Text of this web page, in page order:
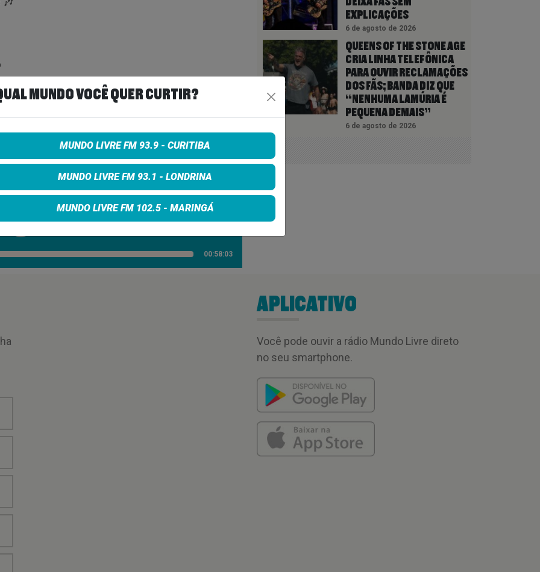
#musica #maringa #indiestorm
30/01/25
00:58:03
EXPLICAÇÕES
6 de agosto de 2026
QUEENS OF THE STONE AGE
CRIA LINHA TELEFÔNICA
PARA OUVIR RECLAMAÇÕES
DOS FÃS; BANDA DIZ QUE
“NENHUMA LAMÚRIA É
PEQUENA DEMAIS”
6 de agosto de 2026
APLICATIVO
Você pode ouvir a rádio Mundo Livre direto
no seu smartphone.
MUNDO VOCÊ QUER CURTIR?
MUNDO LIVRE FM 93.9 - CURITIBA
MUNDO LIVRE FM 93.1 - LONDRINA
MUNDO LIVRE FM 102.5 - MARINGÁ